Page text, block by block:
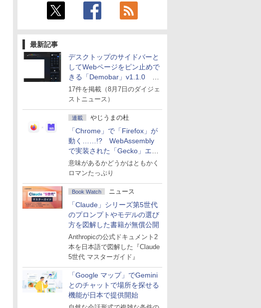
最新記事
デスクトップのサイドバーと
してWebページをピン止めで
きる「Demobar」v1.1.0 ほ
か
17件を掲載（8月7日のダイジェ
ストニュース）
連載 やじうまの杜
「Chrome」で「Firefox」が
動く……!? WebAssembly
で実装された「Gecko」エン
ジン
意味があるかどうかはともかく
ロマンたっぷり
Book Watch ニュース
「Claude」シリーズ第5世代
のプロンプトやモデルの選び
方を図解した書籍が無償公開
Anthropicの公式ドキュメント2
本を日本語で図解した『Claude
5世代 マスターガイド』
「Google マップ」でGemini
とのチャットで場所を探せる
機能が日本で提供開始